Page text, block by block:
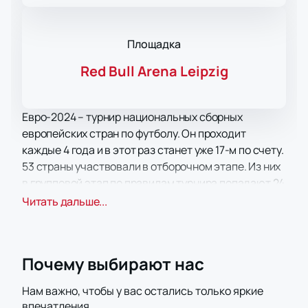
Площадка
Red Bull Arena Leipzig
Евро-2024 – турнир национальных сборных
европейских стран по футболу. Он проходит
каждые 4 года и в этот раз станет уже 17-м по счету.
53 страны участвовали в отборочном этапе. Из них
в групповой этап по правилам турнира попадают 24
страны. Имя одной из них - Германия, получившая
оборудованных согласно с последними
участвующих в финальном этапе, определяются по
Читать дальше...
Почему выбирают нас
Нам важно, чтобы у вас остались только яркие